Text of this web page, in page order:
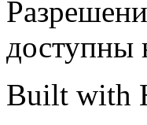
доступны
Built with